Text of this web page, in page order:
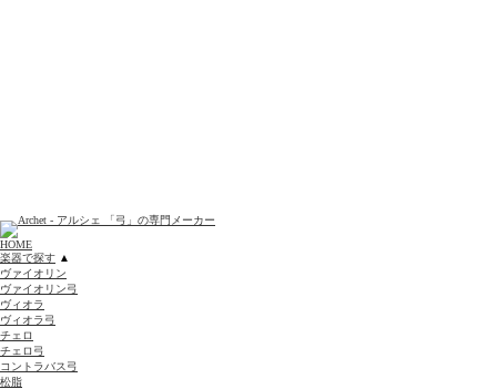
HOME
楽器で探す ▲
ヴァイオリン
ヴァイオリン弓
ヴィオラ
ヴィオラ弓
チェロ
チェロ弓
コントラバス弓
松脂